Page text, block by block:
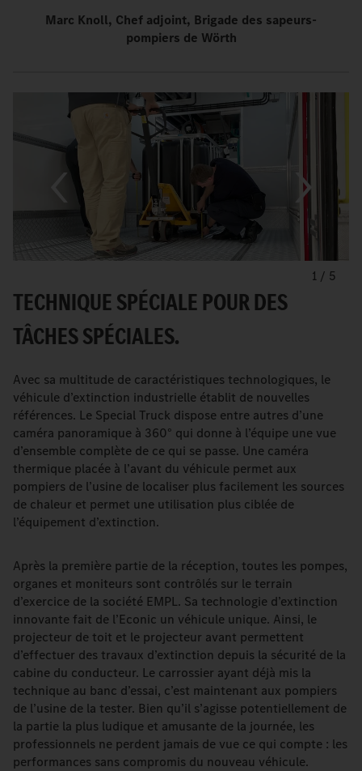
Marc Knoll, Chef adjoint, Brigade des sapeurs-
pompiers de Wörth
1 / 5
TECHNIQUE SPÉCIALE POUR DES
TÂCHES SPÉCIALES.
Avec sa multitude de caractéristiques technologiques, le
véhicule d’extinction industrielle établit de nouvelles
références. Le Special Truck dispose entre autres d’une
caméra panoramique à 360° qui donne à l’équipe une vue
d’ensemble complète de ce qui se passe. Une caméra
thermique placée à l’avant du véhicule permet aux
pompiers de l’usine de localiser plus facilement les sources
de chaleur et permet une utilisation plus ciblée de
l’équipement d’extinction.
Après la première partie de la réception, toutes les pompes,
organes et moniteurs sont contrôlés sur le terrain
d’exercice de la société EMPL. Sa technologie d’extinction
innovante fait de l’Econic un véhicule unique. Ainsi, le
projecteur de toit et le projecteur avant permettent
d’effectuer des travaux d’extinction depuis la sécurité de la
cabine du conducteur. Le carrossier ayant déjà mis la
technique au banc d’essai, c’est maintenant aux pompiers
de l’usine de la tester. Bien qu’il s’agisse potentiellement de
la partie la plus ludique et amusante de la journée, les
professionnels ne perdent jamais de vue ce qui compte : les
performances sans compromis du nouveau véhicule.